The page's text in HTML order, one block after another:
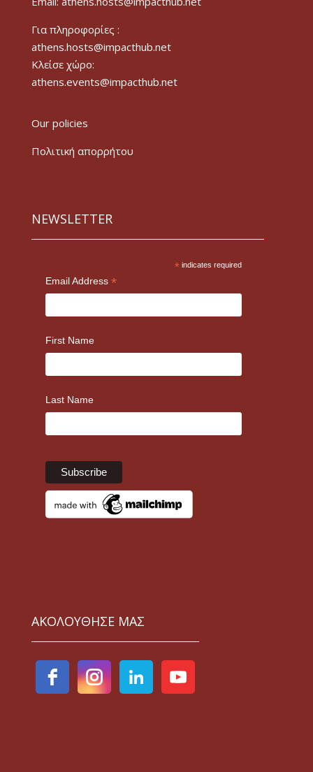
Για πληροφορίες :
athens.hosts@impacthub.net
Κλείσε χώρο:
athens.events@impacthub.net
Our policies
Πολιτική απορρήτου
NEWSLETTER
* indicates required
Email Address *
First Name
Last Name
ΑΚΟΛΟΥΘΗΣΕ ΜΑΣ